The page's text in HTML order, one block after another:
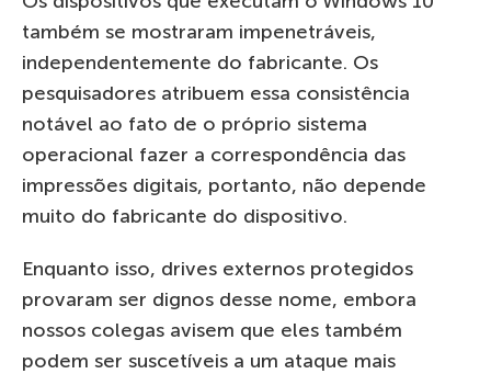
também se mostraram impenetráveis,
independentemente do fabricante. Os
pesquisadores atribuem essa consistência
notável ao fato de o próprio sistema
operacional fazer a correspondência das
impressões digitais, portanto, não depende
muito do fabricante do dispositivo.
Enquanto isso, drives externos protegidos
provaram ser dignos desse nome, embora
nossos colegas avisem que eles também
podem ser suscetíveis a um ataque mais